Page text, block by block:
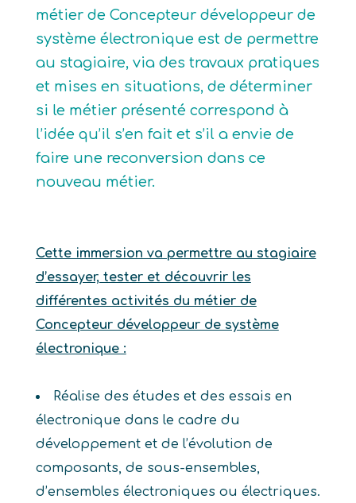
métier de Concepteur développeur de
système électronique est de permettre
au stagiaire, via des travaux pratiques
et mises en situations, de déterminer
si le métier présenté correspond à
l’idée qu’il s’en fait et s’il a envie de
faire une reconversion dans ce
nouveau métier.
Cette immersion va permettre au stagiaire
d’essayer, tester et découvrir les
différentes activités du métier de
Concepteur développeur de système
électronique :
Réalise des études et des essais en
électronique dans le cadre du
développement et de l’évolution de
composants, de sous-ensembles,
d’ensembles électroniques ou électriques.